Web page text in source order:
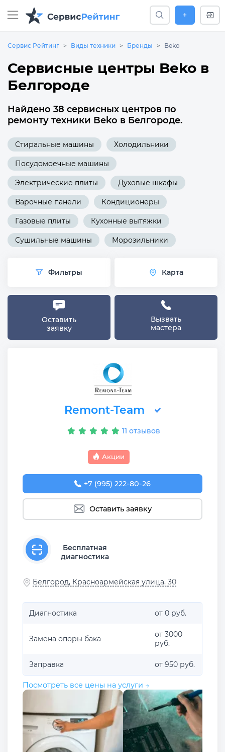
+
Сервис Рейтинг Виды техники Бренды Beko
Сервисные центры Beko в
Белгороде
Найдено 38 сервисных центров по
ремонту техники Beko в Белгороде.
Стиральные машины Холодильники
Посудомоечные машины
Электрические плиты Духовые шкафы
Варочные панели Кондиционеры
Газовые плиты Кухонные вытяжки
Сушильные машины Морозильники
Фильтры Карта
Оставить
заявку
Вызвать
мастера
Remont-Team
11 отзывов
Акции
+7 (995) 222-80-26
Оставить заявку
Бесплатная
диагностика
Белгород, Красноармейская улица, 30
Диагностика от 0 руб.
Замена опоры бака
от 3000
руб.
Заправка от 950 руб.
Посмотреть все цены на услуги →